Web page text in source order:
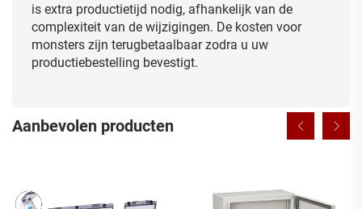
is extra productietijd nodig, afhankelijk van de
complexiteit van de wijzigingen. De kosten voor
monsters zijn terugbetaalbaar zodra u uw
productiebestelling bevestigt.
Aanbevolen producten